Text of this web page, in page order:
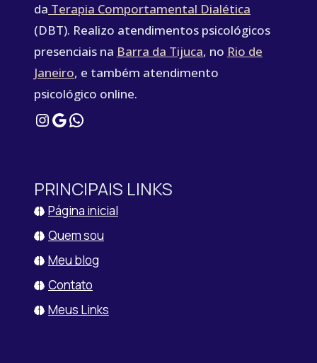
da Terapia Comportamental Dialética
(DBT). Realizo atendimentos psicológicos
presenciais na Barra da Tijuca, no Rio de
Janeiro, e também atendimento
psicológico online.
Instagram
Google
WhatsApp
PRINCIPAIS LINKS
Página inicial
Quem sou
Meu blog
Contato
Meus Links